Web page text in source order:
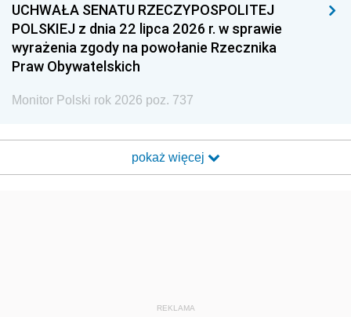
UCHWAŁA SENATU RZECZYPOSPOLITEJ
POLSKIEJ z dnia 22 lipca 2026 r. w sprawie
wyrażenia zgody na powołanie Rzecznika
Praw Obywatelskich
Monitor Polski rok 2026 poz. 737
pokaż więcej
REKLAMA